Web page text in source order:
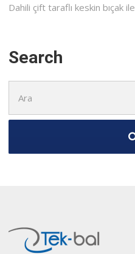
Dahili çift taraflı keskin bıçak
Search
ara: